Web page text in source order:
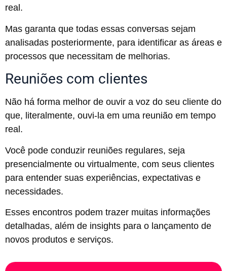
real.
Mas garanta que todas essas conversas sejam
analisadas posteriormente, para identificar as áreas e
processos que necessitam de melhorias.
Reuniões com clientes
Não há forma melhor de ouvir a voz do seu cliente do
que, literalmente, ouvi-la em uma reunião em tempo
real.
Você pode conduzir reuniões regulares, seja
presencialmente ou virtualmente, com seus clientes
para entender suas experiências, expectativas e
necessidades.
Esses encontros podem trazer muitas informações
detalhadas, além de insights para o lançamento de
novos produtos e serviços.